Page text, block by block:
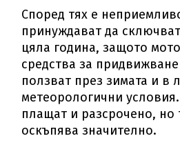
Според тях е
принуждават да
цяла година, защото
средства за
ползват през зимата и в
метеорологични
плащат и разсрочено, но
оскъпява значително.